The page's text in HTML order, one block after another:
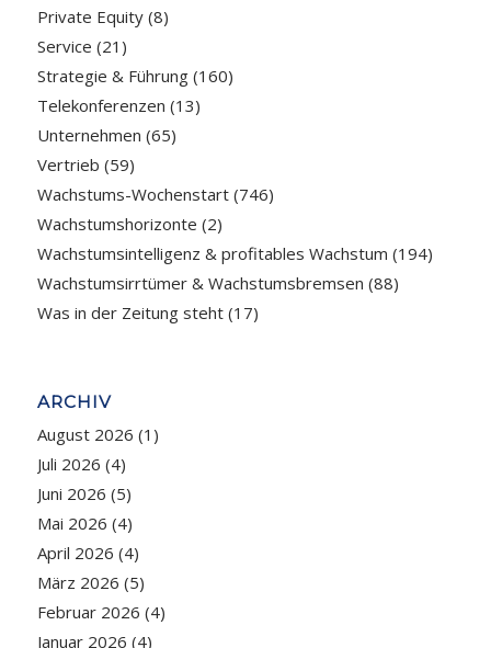
Private Equity(8)
Service (21)
Strategie & Führung(160)
Telekonferenzen (13)
Unternehmen (65)
Vertrieb (59)
Wachstums-Wochenstart(746)
Wachstumshorizonte (2)
Wachstumsintelligenz & profitables Wachstum (194)
Wachstumsirrtümer & Wachstumsbremsen (88)
Was in der Zeitung steht(17)
ARCHIV
August 2026 (1)
Juli 2026 (4)
Juni 2026 (5)
Mai 2026 (4)
April 2026 (4)
März 2026 (5)
Februar 2026 (4)
Januar 2026 (4)